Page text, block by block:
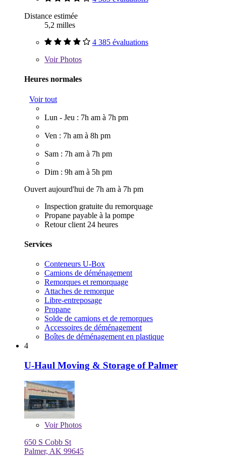
Distance estimée
5,2 milles
4 385 évaluations
VoirPhotos
Heures normales
Voir tout
Lun - Jeu : 7h am à 7h pm
Ven : 7h am à 8h pm
Sam : 7h am à 7h pm
Dim : 9h am à 5h pm
Ouvert aujourd'hui de 7h am à 7h pm
Inspection gratuite du remorquage
Propane payable à la pompe
Retour client 24 heures
Services
Conteneurs U-Box
Camions de déménagement
Remorques et remorquage
Attaches de remorque
Libre-entreposage
Propane
Solde de camions et de remorques
Accessoires de déménagement
Boîtes de déménagement en plastique
4
U-Haul Moving & Storage of Palmer
VoirPhotos
650 S Cobb St
Palmer, AK 99645